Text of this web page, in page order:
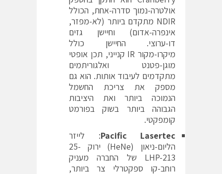
אולטרה-נמוך סדרה-אחת, הכולל
NDIR מתקדם ביותר (לא-מפזר,
אינפרה-אדום) וחיישן גזים
דו-ערוצי. החיישן כולל
מיקרו-מקור IR קנייני, תכן אופטי
מוגן-פטנט ואלגוריתמים
מתקדמים לעיבוד אותות. הוא גם
מספק את צריכת החשמל
הנמוכה ביותר ואת היציבות
הגבוהה ביותר בשוק בפורמט
קומפקטי.
Pacific Lasertec‏: לייזר
הליום-ניאון (HeNe‏) ירוק ‎25-
LHP-213‏ של החברה מעניק
רוחב-קו ספקטרלי צר ביותר,